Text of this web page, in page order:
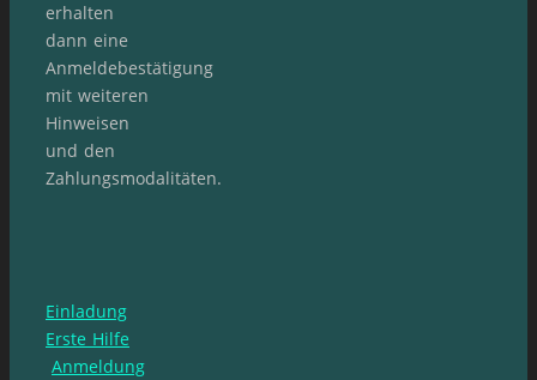
erhalten
dann eine
Anmeldebestätigung
mit weiteren
Hinweisen
und den
Zahlungsmodalitäten.
Einladung
Erste Hilfe
Anmeldung